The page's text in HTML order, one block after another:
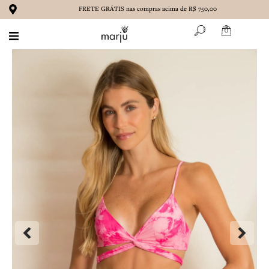
para
FRETE GRÁTIS nas compras acima de R$ 750,00